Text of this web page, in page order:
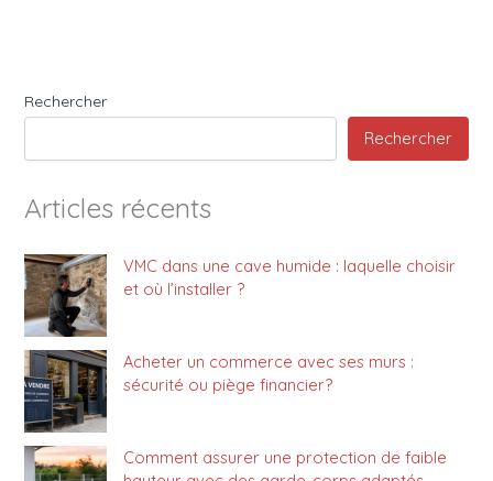
Rechercher
Rechercher
Articles récents
VMC dans une cave humide : laquelle choisir
et où l’installer ?
Acheter un commerce avec ses murs :
sécurité ou piège financier?
Comment assurer une protection de faible